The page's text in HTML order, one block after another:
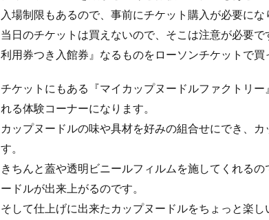
入場制限もあるので、事前にチケット購入が必要にな
当日のチケットは買えないので、そこは注意が必要
利用券つき入館券』なるものをローソンチケットで買
チケットにもある『マイカップヌードルファクトリ
れる体験コーナーになります。
カップヌードルの味や具材を好みの組合せにでき、
す。
きちんと蓋や透明ビニールフィルムを施してくれる
ードルが出来上がるのです。
そして仕上げに出来たカップヌードルをちょっと楽